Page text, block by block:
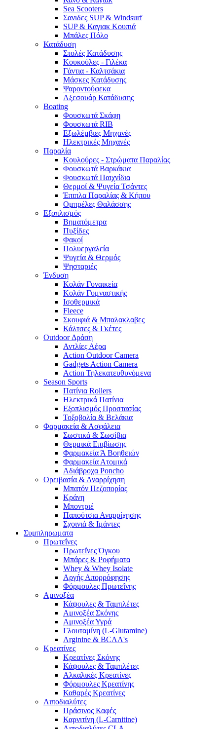
Sea Scooters
Σανιδες SUP & Windsurf
SUP & Καγιακ Κουπιά
Μπάλες Πόλο
Κατάδυση
Στολές Κατάδυσης
Κουκούλες - Γιλέκα
Γάντια - Καλτσάκια
Μάσκες Κατάδυσης
Ψαροντούφεκα
Αξεσουάρ Κατάδυσης
Boating
Φουσκωτά Σκάφη
Φουσκωτά RIB
Εξωλέμβιες Μηχανές
Ηλεκτρικές Μηχανές
Παραλία
Κουλούρες - Στρώματα Παραλίας
Φουσκωτά Βαρκάκια
Φουσκωτά Παιχνίδια
Θερμοί & Ψυγεία Τσάντες
Έπιπλα Παραλίας & Κήπου
Ομπρέλες Θαλάσσης
Εξοπλισμός
Βηματόμετρα
Πυξίδες
Φακοί
Πολυεργαλεία
Ψυγεία & Θερμός
Ψησταριές
Ένδυση
Κολάν Γυναικεία
Κολάν Γυμναστικής
Ισοθερμικά
Fleece
Σκουφιά & Μπαλακλαβες
Κάλτσες & Γκέτες
Outdoor Δράση
Αντλίες Αέρα
Action Outdoor Camera
Gadgets Action Camera
Action Τηλεκατευθυνόμενα
Season Sports
Πατίνια Rollers
Ηλεκτρικά Πατίνια
Εξοπλισμός Προστασίας
Τοξοβολία & Βελάκια
Φαρμακεία & Ασφάλεια
Σωστικά & Σωσίβια
Θερμικά Επιβίωσης
Φαρμακεία Ά Βοηθειών
Φαρμακεία Ατομικά
Αδιάβροχα Poncho
Ορειβασία & Αναρρίχηση
Μπατόν Πεζοπορίας
Κράνη
Μποντριέ
Παπούτσια Αναρρίχησης
Σχοινιά & Ιμάντες
Συμπληρωματα
Πρωτεΐνες
Πρωτεΐνες Όγκου
Μπάρες & Ροφήματα
Whey & Whey Isolate
Αργής Απορρόφησης
Φόρμουλες Πρωτεΐνης
Αμινοξέα
Κάψουλες & Ταμπλέτες
Αμινοξέα Σκόνης
Αμινοξέα Υγρά
Γλουταμίνη (L-Glutamine)
Arginine & BCAA's
Κρεατίνες
Κρεατίνες Σκόνης
Κάψουλες & Ταμπλέτες
Αλκαλικές Κρεατίνες
Φόρμουλες Κρεατίνης
Καθαρές Κρεατίνες
Λιποδιαλύτες
Πράσινος Καφές
Καρνιτίνη (L-Carnitine)